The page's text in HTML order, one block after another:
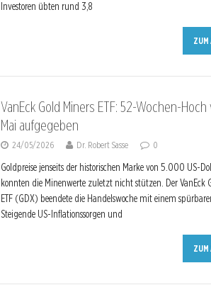
Investoren übten rund 3,8
ZUM
VanEck Gold Miners ETF: 52-Wochen-Hoch
Mai aufgegeben
24/05/2026 Dr. Robert Sasse 0
Goldpreise jenseits der historischen Marke von 5.000 US-
konnten die Minenwerte zuletzt nicht stützen. Der VanEck
ETF (GDX) beendete die Handelswoche mit einem
Steigende US-Inflationssorgen und
ZUM